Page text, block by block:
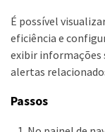
É possível
eficiência e
exibir informações
alertas
Passos